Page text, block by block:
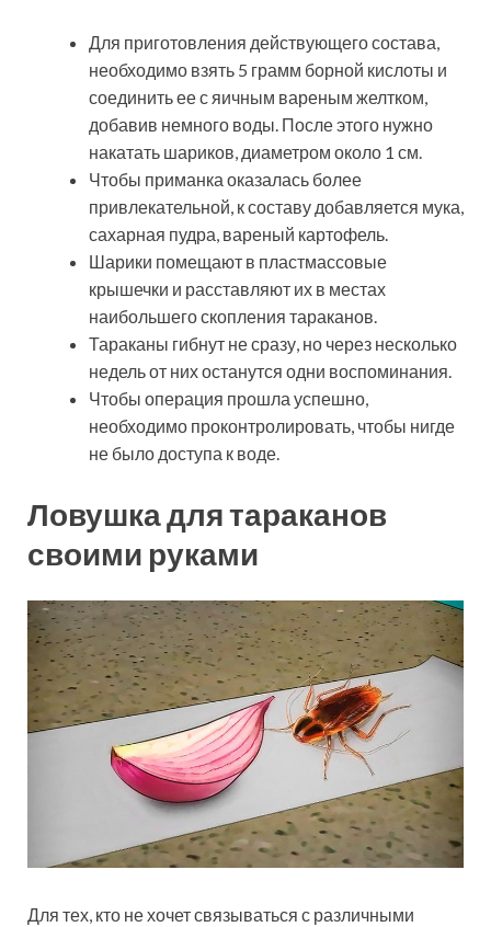
Для приготовления действующего состава,
необходимо взять 5 грамм борной кислоты и
соединить ее с яичным вареным желтком,
добавив немного воды. После этого нужно
накатать шариков, диаметром около 1 см.
Чтобы приманка оказалась более
привлекательной, к составу добавляется мука,
сахарная пудра, вареный картофель.
Шарики помещают в пластмассовые
крышечки и расставляют их в местах
наибольшего скопления тараканов.
Тараканы гибнут не сразу, но через несколько
недель от них останутся одни воспоминания.
Чтобы операция прошла успешно,
необходимо проконтролировать, чтобы нигде
не было доступа к воде.
Ловушка для тараканов
своими руками
Для тех, кто не хочет связываться с различными